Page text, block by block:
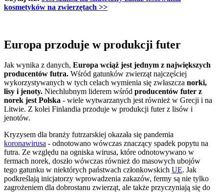
kosmetyków na zwierzętach​ >>
Europa przoduje w produkcji futer
Jak wynika z danych, Europa wciąż jest jednym z największych
producentów futra. Wśród gatunków zwierząt najczęściej
wykorzystywanych w tych celach wymienia się zwłaszcza norki,
lisy i jenoty. Niechlubnym liderem wśród producentów futer z
norek jest Polska - wiele wytwarzanych jest również w Grecji i na
Litwie. Z kolei Finlandia przoduje w produkcji futer z lisów i
jenotów.
Kryzysem dla branży futrzarskiej okazała się pandemia
koronawirusa - odnotowano wówczas znaczący spadek popytu na
futra. Ze względu na ogniska wirusa, które odnotowywano w
fermach norek, doszło wówczas również do masowych ubojów
tego gatunku w niektórych państwach członkowskich UE. Jak
podkreślają inicjatorzy wprowadzenia zakazów, fermy są nie tylko
zagrożeniem dla dobrostanu zwierząt, ale także przyczyniają się do